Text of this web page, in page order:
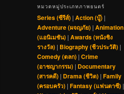
หมวดหมู่ประเภทภาพยนตร์
Series (ซีรีส์) | Action (บู๊) |
Adventure (ผจญภัย) | Animation
(แอนิเมชัน) | Awards (หนังชิง
รางวัล) | Biography (ชีวประวัติ) |
Comedy (ตลก) | Crime
(อาชญากรรม) | Documentary
(สารคดี) | Drama (ชีวิต) | Family
(ครอบครัว) | Fantasy (แฟนตาซี) |